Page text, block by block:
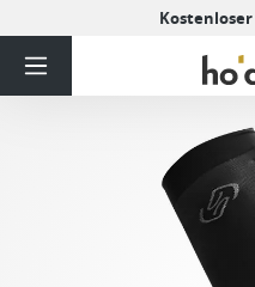
Kostenloser